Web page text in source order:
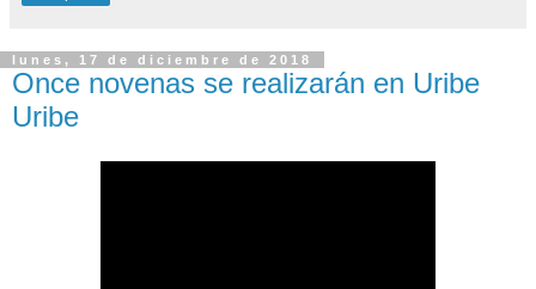
lunes, 17 de diciembre de 2018
Once novenas se realizarán en Uribe
Uribe